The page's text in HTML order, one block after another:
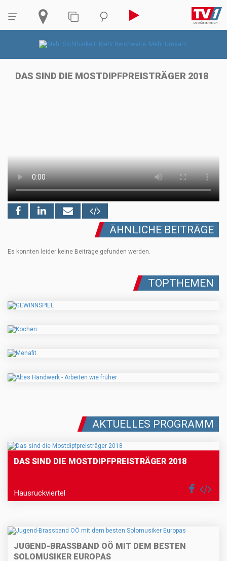
DAS SIND DIE MOSTDIPFPREISTRÄGER 2018
ÄHNLICHE BEITRÄGE
Es konnten leider keine Beiträge gefunden werden.
TOPTHEMEN
AKTUELLES PROGRAMM
DAS SIND DIE MOSTDIPFPREISTRÄGER 2018
Hausruckviertel
JUGEND-BRASSBAND OÖ MIT DEM BESTEN
SOLOMUSIKER EUROPAS